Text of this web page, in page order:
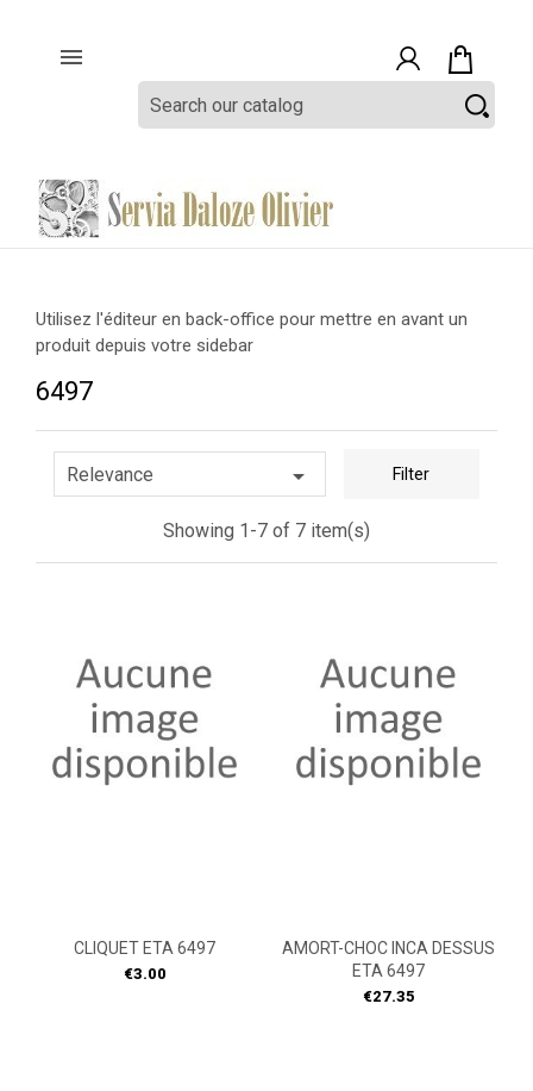

Utilisez l'éditeur en back-office pour mettre en avant un
produit depuis votre sidebar
6497
Relevance  Filter
Showing 1-7 of 7 item(s)
CLIQUET ETA 6497
Price
€3.00
AMORT-CHOC INCA DESSUS
ETA 6497
Price
€27.35